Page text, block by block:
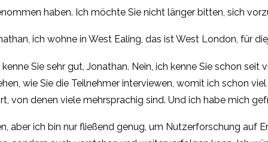
haben. Ich möchte Sie nicht länger bitten, sich
ich wohne in West Ealing, das ist West London, für
Sie sehr gut, Jonathan. Nein, ich kenne Sie schon seit
wie Sie die Teilnehmer interviewen, womit ich schon
von denen viele mehrsprachig sind. Und ich habe mich
aber ich bin nur fließend genug, um Nutzerforschung auf